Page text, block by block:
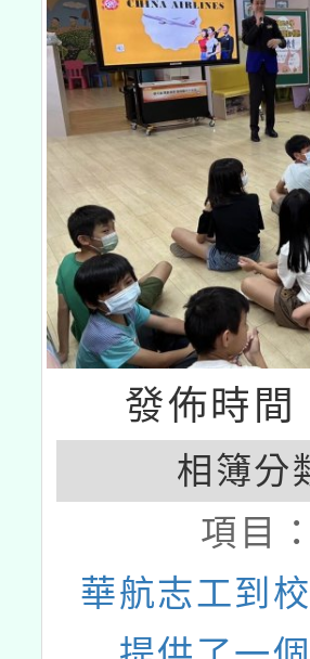
發佈時
相簿分
項目：
華航志工到